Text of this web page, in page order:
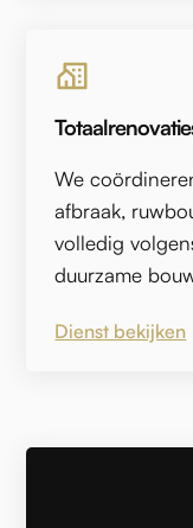
We
afbraak,
volledig
duurzame
Dienst bekijken